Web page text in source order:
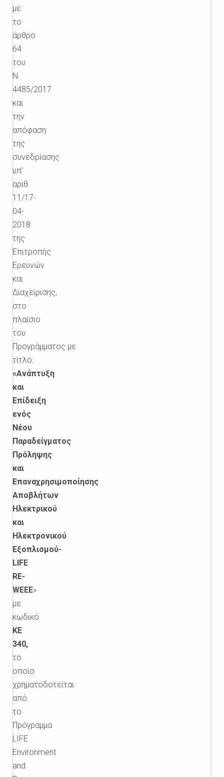
με
το
άρθρο
64
του
Ν.
4485/2017
και
την
απόφαση
της
συνεδρίασης
υπ’
αριθ.
11/17-
04-
2018
της
Επιτροπής
Ερευνών
και
Διαχείρισης,
στο
πλαίσιο
του
Προγράμματος με
τίτλο:
«Ανάπτυξη
και
Επίδειξη
ενός
Νέου
Παραδείγματος
Πρόληψης
και
Επαναχρησιμοποίησης
Αποβλήτων
Ηλεκτρικού
και
Ηλεκτρονικού
Εξοπλισμού-
LIFE
RE-
WEEE»
με
κωδικό
ΚΕ
340,
το
οποίο
χρηματοδοτείται
από
το
Πρόγραμμα
LIFE
Environment
and